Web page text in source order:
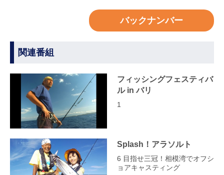
バックナンバー
関連番組
フィッシングフェスティバ
ル in バリ
1
Splash！アラソルト
6 目指せ三冠！相模湾でオフシ
ョアキャスティング